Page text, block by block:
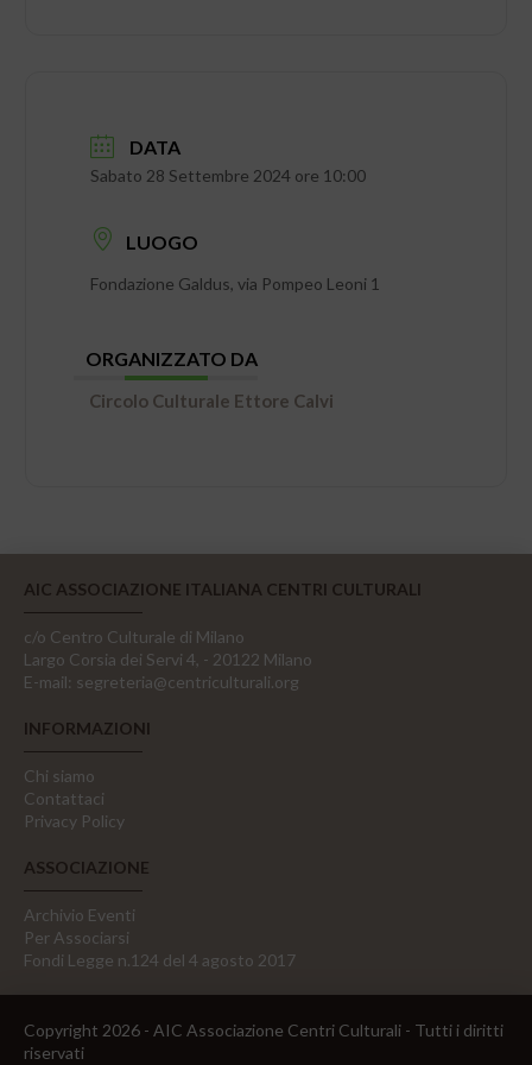
DATA
Sabato 28 Settembre 2024 ore 10:00
LUOGO
Fondazione Galdus, via Pompeo Leoni 1
ORGANIZZATO DA
Circolo Culturale Ettore Calvi
AIC ASSOCIAZIONE ITALIANA CENTRI CULTURALI
c/o Centro Culturale di Milano
Largo Corsia dei Servi 4, - 20122 Milano
E-mail: segreteria@centriculturali.org
INFORMAZIONI
Chi siamo
Contattaci
Privacy Policy
ASSOCIAZIONE
Archivio Eventi
Per Associarsi
Fondi Legge n.124 del 4 agosto 2017
Copyright 2026 - AIC Associazione Centri Culturali - Tutti i diritti
riservati